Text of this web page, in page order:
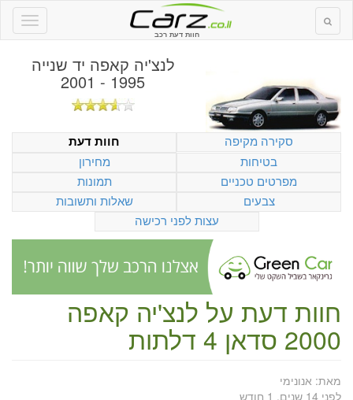
חוות דעת רכב
לנצ'יה קאפה יד שנייה
1995 - 2001
סקירה מקיפה
חוות דעת
בטיחות
מחירון
מפרטים טכניים
תמונות
צבעים
שאלות ותשובות
עצות לפני רכישה
חוות דעת על לנצ'יה קאפה
2000 סדאן 4 דלתות
מאת: אנונימי
לפני 14 שנים, 1 חודש